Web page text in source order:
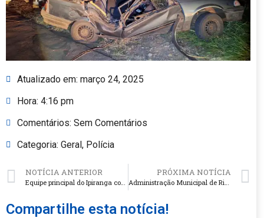
Atualizado em: março 24, 2025
Hora: 4:16 pm
Comentários: Sem Comentários
Categoria: Geral, Polícia
NOTÍCIA ANTERIOR PRÓXIMA NOTÍCIA
Compartilhe esta notícia!